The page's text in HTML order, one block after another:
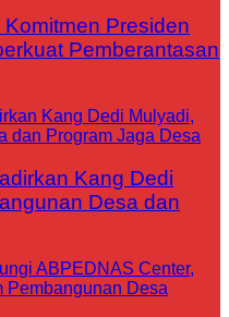
Presiden
Pemberantasan
Kang Dedi
Desa dan